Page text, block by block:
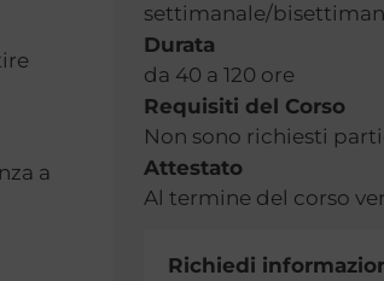
a
settimanale/
Durata
da 40 a 120 ore
Requisiti del Corso
Non sono richiesti
Attestato
Al termine del corso
Richiedi